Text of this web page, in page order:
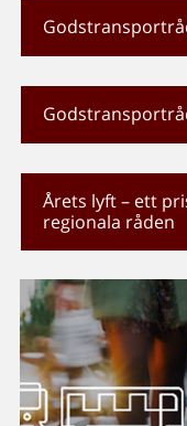
Årets lyft – ett
regionala råden